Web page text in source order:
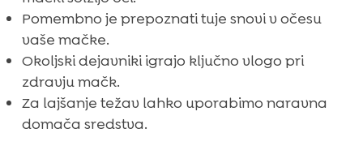
Pomembno je prepoznati tuje snovi v očesu
vaše mačke.
Okoljski dejavniki igrajo ključno vlogo pri
zdravju mačk.
Za lajšanje težav lahko uporabimo naravna
domača sredstva.